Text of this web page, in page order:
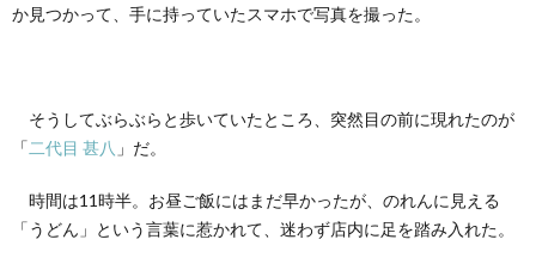
フェ
てお
待ち
かね
勢う
どん
か見つかって、手に持っていたスマホで写真を撮った。
そうしてぶらぶらと歩いていたところ、突然目の前に現れたのが
「二代目 甚八 」だ。
時間は11時半。お昼ご飯にはまだ早かったが、のれんに見える
「うどん」という言葉に惹かれて、迷わず店内に足を踏み入れた。